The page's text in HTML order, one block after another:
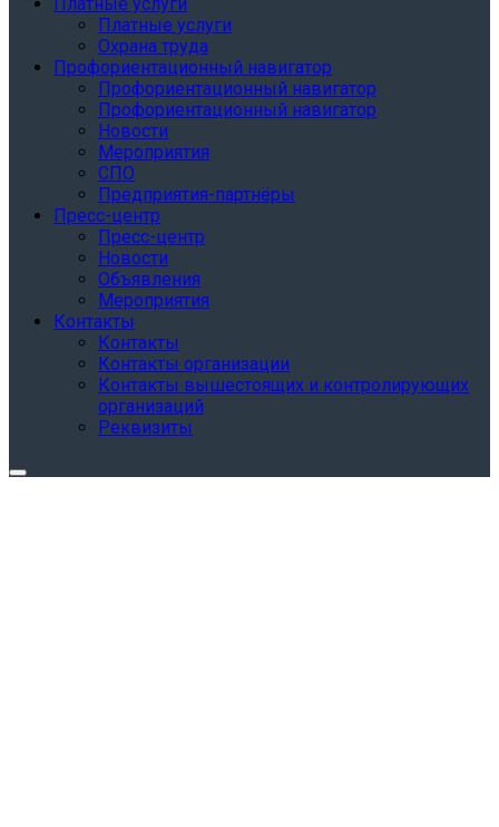
Платные услуги
Охрана труда
Профориентационный навигатор
Профориентационный навигатор
Профориентационный навигатор
Новости
Мероприятия
СПО
Предприятия-партнёры
Пресс-центр
Пресс-центр
Новости
Объявления
Мероприятия
Контакты
Контакты
Контакты организации
Контакты вышестоящих и контролирующих
организаций
Реквизиты